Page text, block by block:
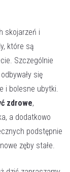
skojarzeń i
które są
Szczególnie
się
i bolesne ubytki.
zdrowe,
a dodatkowo
podstępnie
zęby stałe.